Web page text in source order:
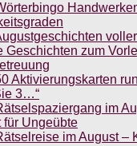
Geschichten zum
Aktivierungskarten
3…“
im
für Ungeübte
im August –